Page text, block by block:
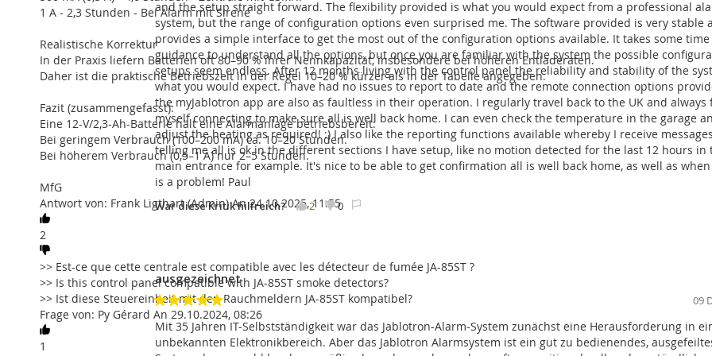
1 x JA-194Y 4G GSM-Übertragungsgerät
1 x Konnektor für den LAN-Router
Die Zentrale bietet auch Funktionen wie
Tag-/ Nachtmodus
Kurze Abbruchsreaktion
Automatische Einstellung
Erweiterte Zeitschaltuhrfunktionen
Vergleichen Sie die 100KRY/103KRY mit der 106KR/107KRY -Zentrale
JA-100KRY JA-103KRY Vergleich Zentralen
JA-
868 MHz
868MHz Kommunikationsprotokoll 868 MHz
50 Drahtlose oder BUS-verdrahtete Zonen 120
dieses Produkt
and the setup straight forward. The flexibility provided is what you would expect from a professional
system, but the range of configuration options even surprised me. The software provided is very stable
provides a simple interface to get the most out of the configuration options available. It takes some time
guidance to understand all the options, but once you are familiar with the system the possible
setups seem endless. After 12 months living with the control panel the reliability and stability of the
what you would expect. I have had no issues to report to date and the remote connection options
the myJablotron app are also as faultless in their operation. I regularly travel back to the UK and always
myself connecting to make sure all is well back home. I can even check the temperature in the garage
adjust the heating as required! :) I also like the reporting functions available whereby I receive messages
telling me all is ok in the different sections I have setup, like no motion detected for the last 12 hours in
main entrance for example. It's nice to be able to get confirmation all is well back home, as well as
is a problem! Paul
War diese Kritik hilfreich? 2 0
Kurwa
Verifizierter
Käufer
Ich empfehle
dieses Produkt
ausgezeichnet
5
09
Mit 35 Jahren IT-Selbstständigkeit war das Jablotron-Alarm-System zunächst eine Herausforderung in
unbekannten Elektronikbereich. Aber das Jablotron Alarmsystem ist ein gut zu bedienendes,
1 A - 2,3 Stunden - Bei Alarm mit Sirene
Realistische Korrektur
In der Praxis liefern Batterien oft 80–90 % ihrer Nennkapazität, insbesondere bei höheren Entladeraten.
Daher ist die praktische Betriebszeit in der Regel 10–20 % kürzer als in der Tabelle angegeben.
Fazit (zusammengefasst):
Eine 12-V/2,3-Ah-Batterie hält eine Alarmanlage betriebsbereit:
Bei geringem Verbrauch (100–200 mA) ca. 10–20 Stunden.
Bei höherem Verbrauch (0,5–1 A) nur 2–5 Stunden.
MfG
Antwort von: Frank Ligthart (Admin) An 24.10.2025, 11:55
2
>> Est-ce que cette centrale est compatible avec les détecteur de fumée JA-85ST ?
>> Is this control panel compatible with JA-85ST smoke detectors?
>> Ist diese Steuereinheit mit den Rauchmeldern JA-85ST kompatibel?
Frage von: Py Gérard An 29.10.2024, 08:26
1